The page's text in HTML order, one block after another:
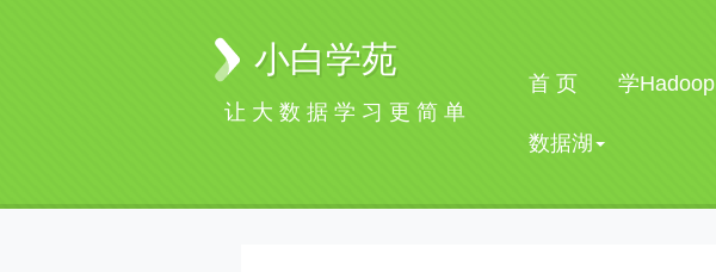
小白学苑
让大数据学习更简单
首 页 学Hadoop
数据湖